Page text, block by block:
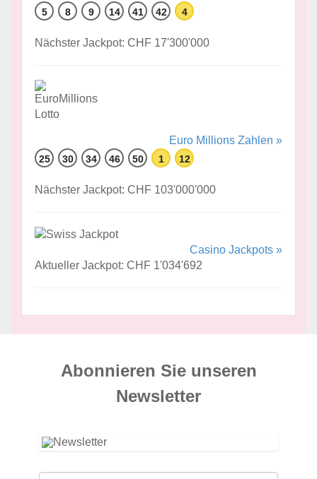
5 8 9 14 41 42 4
Nächster Jackpot: CHF 17'300'000
Euro Millions Zahlen »
25 30 34 46 50 1 12
Nächster Jackpot: CHF 103'000'000
Casino Jackpots »
Aktueller Jackpot: CHF 1'034'692
Abonnieren Sie unseren
News­letter